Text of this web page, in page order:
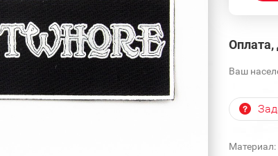
Оплата,
Ваш
Материал: